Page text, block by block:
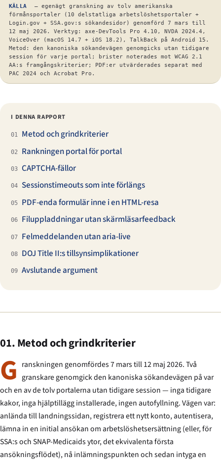
KÄLLA
— egenägt granskning av tolv amerikanska
förmånsportaler (10 delstatliga arbetslöshetsportaler +
Login.gov + SSA.gov:s sökandesidor) genomförd 7 mars till
12 maj 2026. Verktyg: axe-DevTools Pro 4.10, NVDA 2024.4,
VoiceOver (macOS 14.7 + iOS 18.2), TalkBack på Android 15.
Metod: den kanoniska sökandevägen genomgicks utan tidigare
session för varje portal; brister noterades mot WCAG 2.1
AA:s framgångskriterier; PDF:er utvärderades separat med
PAC 2024 och Acrobat Pro.
I DENNA RAPPORT
01 Metod och grindkriterier
02 Rankningen portal för portal
03 CAPTCHA-fällor
04 Sessionstimeouts som inte förlängs
05 PDF-enda formulär inne i en HTML-resa
06 Filuppladdningar utan skärmläsarfeedback
07 Felmeddelanden utan aria-live
08 DOJ Title II:s tillsynsimplikationer
09 Avslutande argument
01. Metod och grindkriterier
G ranskningen genomfördes 7 mars till 12 maj 2026. Två
granskare genomgick den kanoniska sökandevägen på var
och en av de tolv portalerna utan tidigare session — inga tidigare
kakor, inga hjälptillägg installerade, ingen autofyllning. Vägen var:
anlända till landningssidan, registrera ett nytt konto, autentisera,
lämna in en initial ansökan om arbetslöshetsersättning (eller, för
SSA:s och SNAP-Medicaids ytor, det ekvivalenta första
ansökningsflödet), nå inlämningspunkten och sedan intyga en